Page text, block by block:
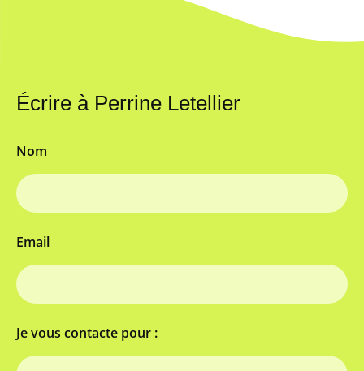
Écrire à Perrine Letellier
Nom
Email
Je vous contacte pour :